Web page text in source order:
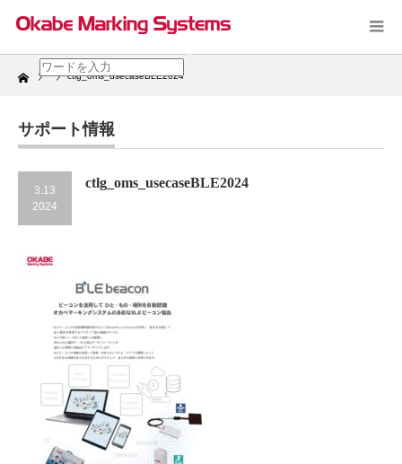
Home ctlg_oms_usecaseBLE2024
サポート情報
3.13
2024
ctlg_oms_usecaseBLE2024